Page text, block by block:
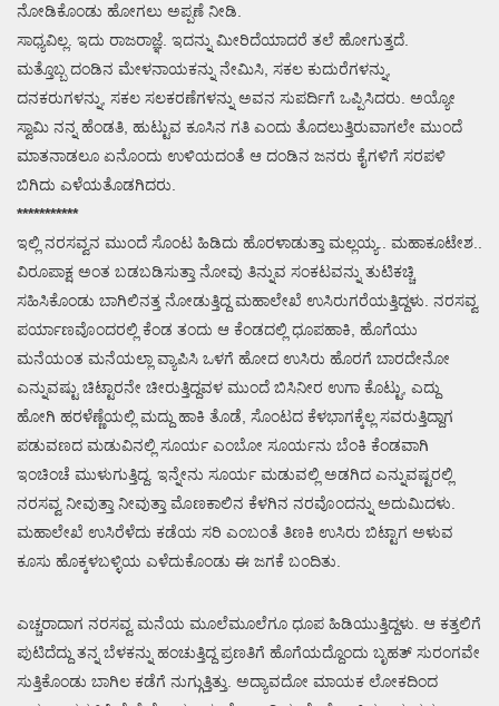
ನೋಡಿಕೊಂಡು ಹೋಗಲು ಅಪ್ಪಣೆ ನೀಡಿ.
ಸಾಧ್ಯವಿಲ್ಲ. ಇದು ರಾಜರಾಜ್ಞೆ. ಇದನ್ನು ಮೀರಿದೆಯಾದರೆ ತಲೆ ಹೋಗುತ್ತದೆ.
ಮತ್ತೊಬ್ಬ ದಂಡಿನ ಮೇಳನಾಯಕನ್ನು ನೇಮಿಸಿ, ಸಕಲ ಕುದುರೆಗಳನ್ನು,
ದನಕರುಗಳನ್ನು, ಸಕಲ ಸಲಕರಣೆಗಳನ್ನು ಅವನ ಸುಪರ್ದಿಗೆ ಒಪ್ಪಿಸಿದರು. ಅಯ್ಯೋ
ಸ್ವಾಮಿ ನನ್ನ ಹೆಂಡತಿ, ಹುಟ್ಟುವ ಕೂಸಿನ ಗತಿ ಎಂದು ತೊದಲುತ್ತಿರುವಾಗಲೇ ಮುಂದೆ
ಮಾತನಾಡಲೂ ಏನೊಂದು ಉಳಿಯದಂತೆ ಆ ದಂಡಿನ ಜನರು ಕೈಗಳಿಗೆ ಸರಪಳಿ
ಬಿಗಿದು ಎಳೆಯತೊಡಗಿದರು.
***********
ಇಲ್ಲಿ ನರಸವ್ವನ ಮುಂದೆ ಸೊಂಟ ಹಿಡಿದು ಹೊರಳಾಡುತ್ತಾ ಮಲ್ಲಯ್ಯ.. ಮಹಾಕೂಟೇಶ..
ವಿರೂಪಾಕ್ಷ ಅಂತ ಬಡಬಡಿಸುತ್ತಾ ನೋವು ತಿನ್ನುವ ಸಂಕಟವನ್ನು ತುಟಿಕಚ್ಚಿ
ಸಹಿಸಿಕೊಂಡು ಬಾಗಿಲಿನತ್ತ ನೋಡುತ್ತಿದ್ದ ಮಹಾಲೇಖೆ ಉಸಿರುಗರೆಯತ್ತಿದ್ದಳು. ನರಸವ್ವ
ಪರ್ಯಾಣವೊಂದರಲ್ಲಿ ಕೆಂಡ ತಂದು ಆ ಕೆಂಡದಲ್ಲಿ ಧೂಪಹಾಕಿ, ಹೊಗೆಯು
ಮನೆಯಂತ ಮನೆಯಲ್ಲಾ ವ್ಯಾಪಿಸಿ ಒಳಗೆ ಹೋದ ಉಸಿರು ಹೊರಗೆ ಬಾರದೇನೋ
ಎನ್ನುವಷ್ಟು ಚಿಟ್ಟಾರನೇ ಚೀರುತ್ತಿದ್ದವಳ ಮುಂದೆ ಬಿಸಿನೀರ ಉಗಾ ಕೊಟ್ಟು, ಎದ್ದು
ಹೋಗಿ ಹರಳೆಣ್ಣೆಯಲ್ಲಿ ಮದ್ದು ಹಾಕಿ ತೊಡೆ, ಸೊಂಟದ ಕೆಳಭಾಗಕ್ಕೆಲ್ಲ ಸವರುತ್ತಿದ್ದಾಗ
ಪಡುವಣದ ಮಡುವಿನಲ್ಲಿ ಸೂರ್ಯ ಎಂಬೋ ಸೂರ್ಯನು ಬೆಂಕಿ ಕೆಂಡವಾಗಿ
ಇಂಚಿಂಚೆ ಮುಳುಗುತ್ತಿದ್ದ. ಇನ್ನೇನು ಸೂರ್ಯ ಮಡುವಲ್ಲಿ ಅಡಗಿದ ಎನ್ನುವಷ್ಟರಲ್ಲಿ
ನರಸವ್ವ ನೀವುತ್ತಾ ನೀವುತ್ತಾ ಮೊಣಕಾಲಿನ ಕೆಳಗಿನ ನರವೊಂದನ್ನು ಅದುಮಿದಳು.
ಮಹಾಲೇಖೆ ಉಸಿರೆಳೆದು ಕಡೆಯ ಸರಿ ಎಂಬಂತೆ ತಿಣಕಿ ಉಸಿರು ಬಿಟ್ಟಾಗ ಅಳುವ
ಕೂಸು ಹೊಕ್ಕಳಬಳ್ಳಿಯ ಎಳೆದುಕೊಂಡು ಈ ಜಗಕೆ ಬಂದಿತು.
ಎಚ್ಚರಾದಾಗ ನರಸವ್ವ ಮನೆಯ ಮೂಲೆಮೂಲೆಗೂ ಧೂಪ ಹಿಡಿಯುತ್ತಿದ್ದಳು. ಆ ಕತ್ತಲಿಗೆ
ಪುಟಿದೆದ್ದು ತನ್ನ ಬೆಳಕನ್ನು ಹಂಚುತ್ತಿದ್ದ ಪ್ರಣತಿಗೆ ಹೊಗೆಯದ್ದೊಂದು ಬೃಹತ್ ಸುರಂಗವೇ
ಸುತ್ತಿಕೊಂಡು ಬಾಗಿಲ ಕಡೆಗೆ ನುಗ್ಗುತ್ತಿತ್ತು. ಅದ್ಯಾವದೋ ಮಾಯಕ ಲೋಕದಿಂದ